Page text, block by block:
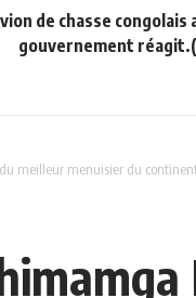
de chasse congolais
gouvernement
meilleur menuisier du